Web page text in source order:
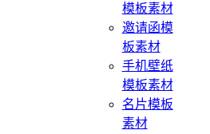
模板素材
邀请函模
板素材
手机壁纸
模板素材
名片模板
素材